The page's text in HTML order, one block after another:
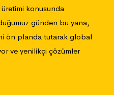
üretimi konusunda
günden bu yana,
ön planda tutarak global
ve yenilikçi çözümler